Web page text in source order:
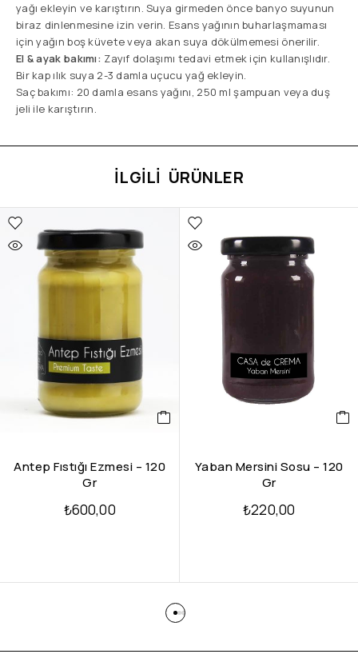
yağı ekleyin ve karıştırın. Suya girmeden önce banyo suyunun
biraz dinlenmesine izin verin. Esans yağının buharlaşmaması
için yağın boş küvete veya akan suya dökülmemesi önerilir.
El & ayak bakımı: Zayıf dolaşımı tedavi etmek için kullanışlıdır.
Bir kap ılık suya 2-3 damla uçucu yağ ekleyin.
Saç bakımı: 20 damla esans yağını, 250 ml şampuan veya duş
jeli ile karıştırın.
İLGILI ÜRÜNLER
Antep Fıstığı Ezmesi – 120
Gr
₺600,00
Yaban Mersini Sosu – 120
Gr
₺220,00